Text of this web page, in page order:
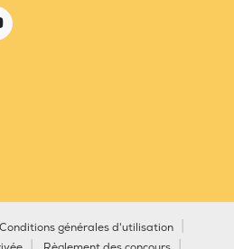
Conditions générales d'utilisation